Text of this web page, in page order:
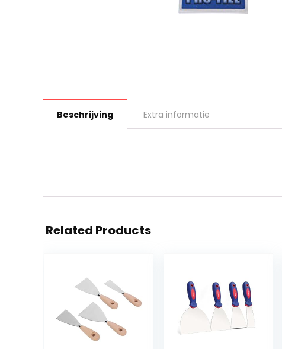
Beschrijving Extra informatie
Related Products